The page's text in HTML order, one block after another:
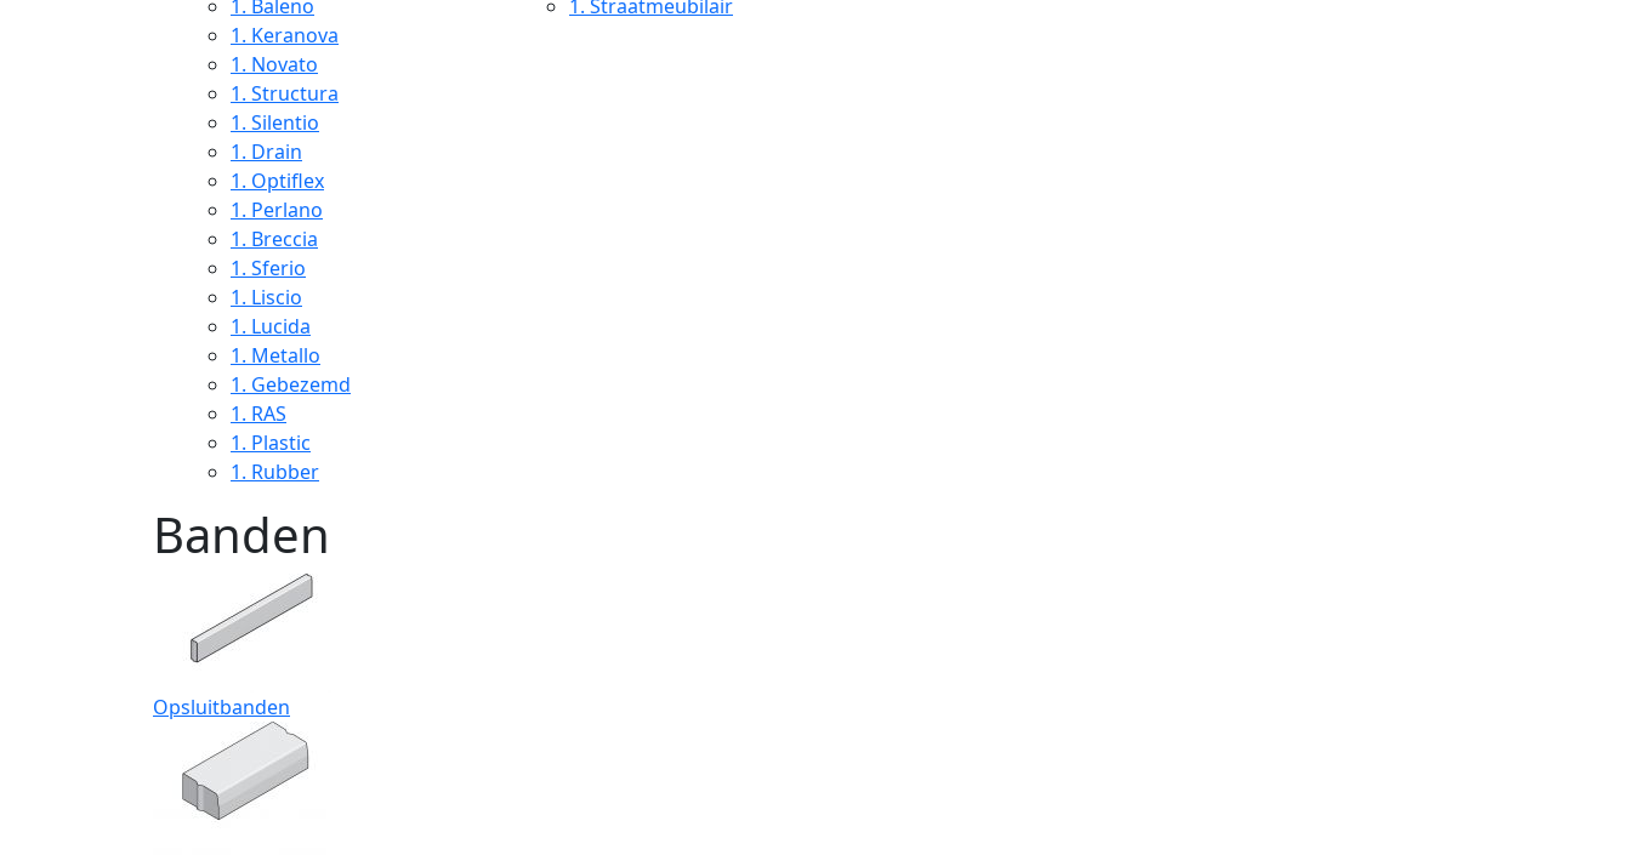
1. Baleno
1. Keranova
1. Novato
1. Structura
1. Silentio
1. Drain
1. Optiflex
1. Perlano
1. Breccia
1. Sferio
1. Liscio
1. Lucida
1. Metallo
1. Gebezemd
1. RAS
1. Plastic
1. Rubber
1. Straatmeubilair
Banden
Opsluitbanden